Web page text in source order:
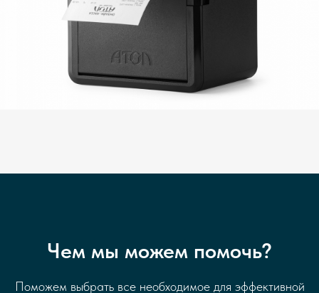
Чем мы можем помочь?
Поможем выбрать все необходимое для эффективной